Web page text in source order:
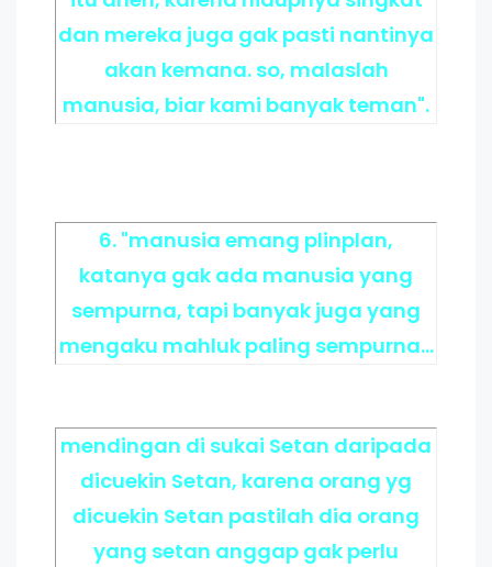
dan mereka juga gak pasti nantinya
akan kemana. so, malaslah
manusia, biar kami banyak teman".
6. "manusia emang plinplan,
katanya gak ada manusia yang
sempurna, tapi banyak juga yang
mengaku mahluk paling sempurna...
mendingan di sukai Setan daripada
dicuekin Setan, karena orang yg
dicuekin Setan pastilah dia orang
yang setan anggap gak perlu